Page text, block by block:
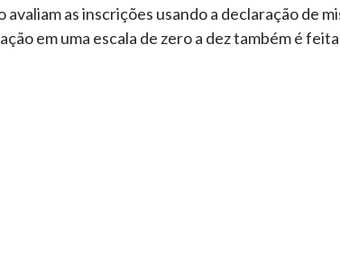
as inscrições usando a declaração de
em uma escala de zero a dez também é